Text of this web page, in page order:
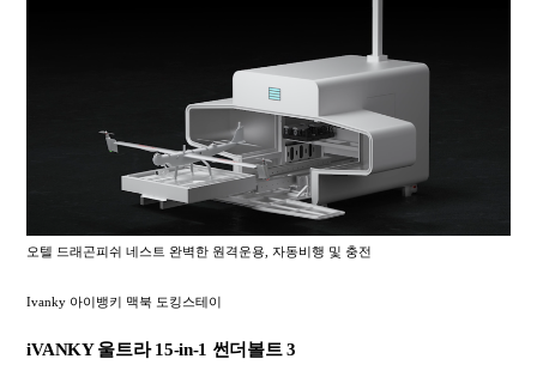
오텔 드래곤피쉬 네스트 완벽한 원격운용, 자동비행 및 충전
Ivanky 아이뱅키 맥북 도킹스테이
iVANKY 울트라 15-in-1 썬더볼트 3